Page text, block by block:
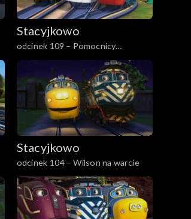
Stacyjkowo
odcinek 109 – Pomocnicy
ratownika
Stacyjkowo
odcinek 104 – Wilson na warcie